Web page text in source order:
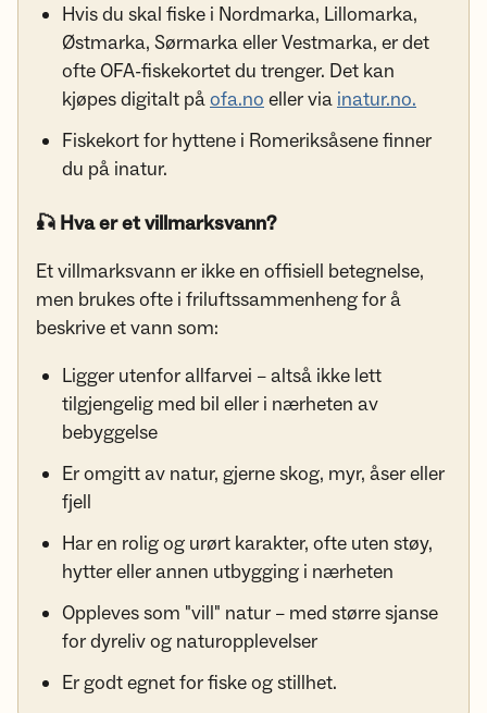
Hvis du skal fiske i Nordmarka, Lillomarka,
Østmarka, Sørmarka eller Vestmarka, er det
ofte OFA-fiskekortet du trenger. Det kan
kjøpes digitalt påofa.no eller via inatur.no.
Fiskekort for hyttene i Romeriksåsene finner
du på inatur.
🎣 Hva er et villmarksvann?
Et villmarksvann er ikke en offisiell betegnelse,
men brukes ofte i friluftssammenheng for å
beskrive et vann som:
Ligger utenfor allfarvei – altså ikke lett
tilgjengelig med bil eller i nærheten av
bebyggelse
Er omgitt av natur, gjerne skog, myr, åser eller
fjell
Har en rolig og urørt karakter, ofte uten støy,
hytter eller annen utbygging i nærheten
Oppleves som "vill" natur – med større sjanse
for dyreliv og naturopplevelser
Er godt egnet for fiske og stillhet.